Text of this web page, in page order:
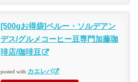
[500gお得袋]ペルー・ソルデアン
デス/グルメコーヒー豆専門加藤珈
琲店/珈琲豆
posted with カエレバ